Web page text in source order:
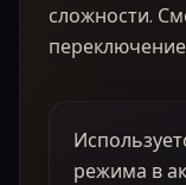
сложности.
режима в